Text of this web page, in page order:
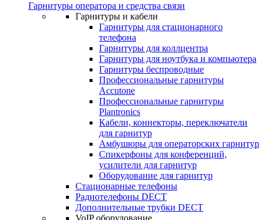
Гарнитуры оператора и средства связи
Гарнитуры и кабели
Гарнитуры для стационарного
телефона
Гарнитуры для коллцентра
Гарнитуры для ноутбука и компьютера
Гарнитуры беспроводные
Профессиональные гарнитуры
Accutone
Профессиональные гарнитуры
Plantronics
Кабели, коннекторы, переключатели
для гарнитур
Амбушюры для операторских гарнитур
Cпикерфоны для конференций,
усилители для гарнитур
Оборудование для гарнитур
Стационарные телефоны
Радиотелефоны DECT
Дополнительные трубки DECT